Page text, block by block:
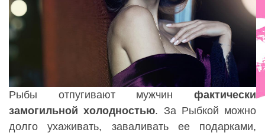
Рыбы отпугивают мужчин фактически
замогильной холодностью. За Рыбкой можно
долго ухаживать, заваливать ее подарками,